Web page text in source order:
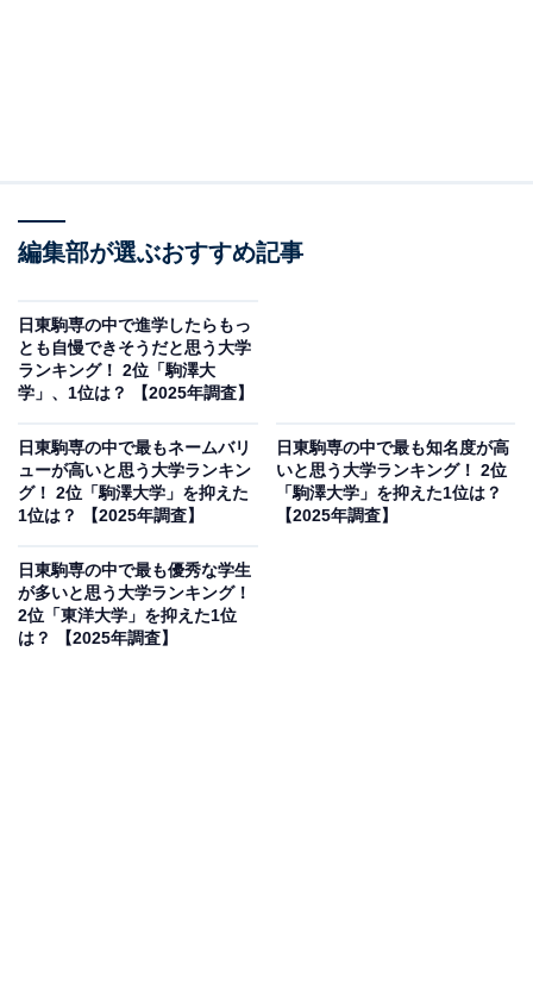
住宅地に近い立地に本部キャンパスがあることが、「お
伝統を持つ仏教系大学でありながら、現代的な教育環境
を維持していることも、資産や安定感を連想させます。
スポーツ強豪校として大規模な施設を保有している点
して経済的な豊かさを感じさせる要因となっていると考
えられます。
が行くイメージがあるから」（30代女性／愛知県）、
「駒澤大学は高級住宅街で有名な世田谷区にメインキャ
ンパスがあるから裕福なイメージが強いです」（20代女
編集部が選ぶおすすめ記事
日東駒専の中で進学したらもっ
とも自慢できそうだと思う大学
ランキング！ 2位「駒澤大
学」、1位は？ 【2025年調査】
日東駒専の中で最もネームバリ
ューが高いと思う大学ランキン
グ！ 2位「駒澤大学」を抑えた
1位は？ 【2025年調査】
日東駒専の中で最も知名度が高
いと思う大学ランキング！ 2位
「駒澤大学」を抑えた1位は？
【2025年調査】
日東駒専の中で最も優秀な学生
が多いと思う大学ランキング！
2位「東洋大学」を抑えた1位
は？ 【2025年調査】